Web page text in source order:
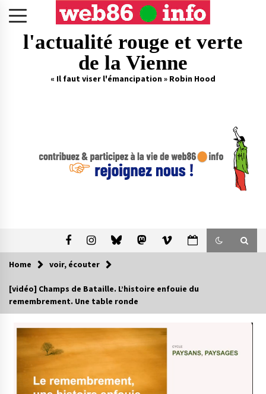
l'actualité rouge et verte
de la Vienne
« Il faut viser l'émancipation » Robin Hood
Home voir, écouter
[vidéo] Champs de Bataille. L’histoire enfouie du
remembrement. Une table ronde